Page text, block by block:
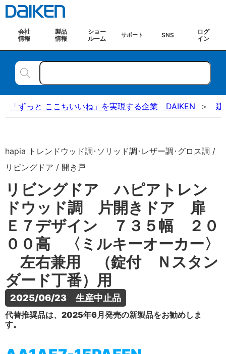
会社
情報
製品
情報
ショー
ルーム
サポート SNS
ログ
イン
「ずっと ここちいいね」を実現する企業 DAIKEN 建
hapia トレンドウッド調･ソリッド調･レザー調･グロス調 /
リビングドア / 開き戸
リビングドア ハピアトレン
ドウッド調 片開きドア 扉
Ｅ７デザイン ７３５幅 ２０
００高 〈ミルキーオーカー〉
左右兼用 （錠付 Ｎスタン
ダード丁番）用
2025/06/23　生産中止品
代替推奨品は、2025年6月発売の新製品をお勧めしま
す。